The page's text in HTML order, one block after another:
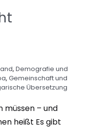
, Demografie und
, Gemeinschaft und
Übersetzung
müssen – und
heißt Es gibt